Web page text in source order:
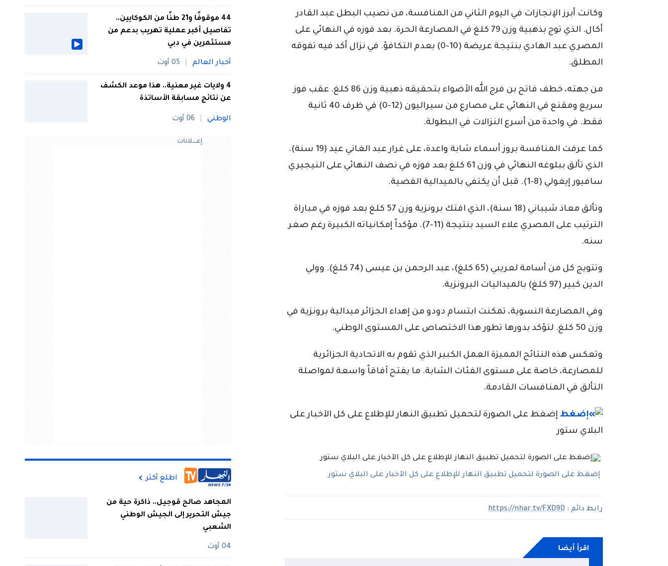
وكانت أبرز الإنجازات في اليوم الثاني من المنافسة، من نصيب البطل عبد القادر
أكال. الذي توج بذهبية وزن 79 كلغ في المصارعة الحرة. بعد فوزه في النهائي على
المصري عبد الهادي بنتيجة عريضة (10-0) بعدم التكافؤ. في نزال أكد فيه تفوقه
المطلق.
من جهته، خطف فاتح بن فرج الله الأضواء بتحقيقه ذهبية وزن 86 كلغ. عقب فوز
سريع ومقنع في النهائي على مصارع من سيراليون (12-0) في ظرف 40 ثانية
فقط. في واحدة من أسرع النزالات في البطولة.
كما عرفت المنافسة بروز أسماء شابة واعدة، على غرار عبد الغاني عيد (19 سنة).
الذي تألق ببلوغه النهائي في وزن 61 كلغ بعد فوزه في نصف النهائي على النيجيري
سافيور إيغولي (8-1). قبل أن يكتفي بالميدالية الفضية.
وتألق معاذ شيباني (18 سنة)، الذي افتك برونزية وزن 57 كلغ بعد فوزه في مباراة
الترتيب على المصري علاء السيد بنتيجة (11-7). مؤكداً إمكانياته الكبيرة رغم صغر
سنه.
وتتويج كل من أسامة لعريبي (65 كلغ)، عبد الرحمن بن عيسى (74 كلغ). وولي
الدين كبير (97 كلغ) بالميداليات البرونزية.
وفي المصارعة النسوية، تمكنت ابتسام دودو من إهداء الجزائر ميدالية برونزية في
وزن 50 كلغ. لتؤكد بدورها تطور هذا الاختصاص على المستوى الوطني.
وتعكس هذه النتائج المميزة العمل الكبير الذي تقوم به الاتحادية الجزائرية
للمصارعة، خاصة على مستوى الفئات الشابة. ما يفتح آفاقاً واسعة لمواصلة
التألق في المنافسات القادمة.
إضغط على الصورة لتحميل تطبيق النهار للإطلاع على كل الآخبار على
البلاي ستور
إضغط على الصورة لتحميل تطبيق النهار للإطلاع على كل الآخبار على البلاي ستور
رابط دائم :https://nhar.tv/FXD9D
اقرأ أيضا
44 موقوفًا و21 طنًا من الكوكايين..
تفاصيل أكبر عملية تهريب بدعم من
مستثمرين في دبي
أخبار العالم 05 أوت
4 ولايات غير معنية.. هذا موعد الكشف
عن نتائج مسابقة الأساتذة
الوطني 06 أوت
إعــــلانات
اطلع أكثر
المجاهد صالح قوجيل.. ذاكرة حية من
جيش التحرير إلى الجيش الوطني
الشعبي
04 أوت